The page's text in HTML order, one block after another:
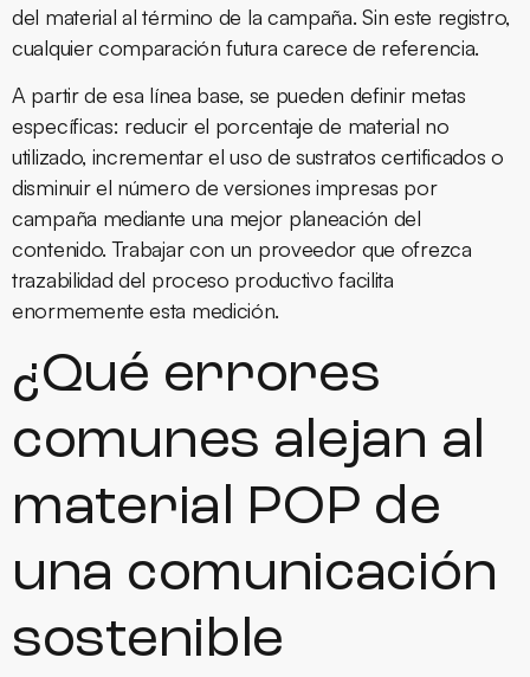
del material al término de la campaña. Sin este registro,
cualquier comparación futura carece de referencia.
A partir de esa línea base, se pueden definir metas
específicas: reducir el porcentaje de material no
utilizado, incrementar el uso de sustratos certificados o
disminuir el número de versiones impresas por
campaña mediante una mejor planeación del
contenido. Trabajar con un proveedor que ofrezca
trazabilidad del proceso productivo facilita
enormemente esta medición.
¿Qué errores
comunes alejan al
material POP de
una comunicación
sostenible